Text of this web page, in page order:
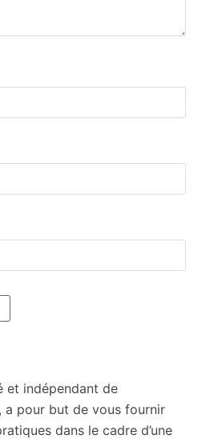
et indépendant de
a pour but de vous fournir
dans le cadre d’une